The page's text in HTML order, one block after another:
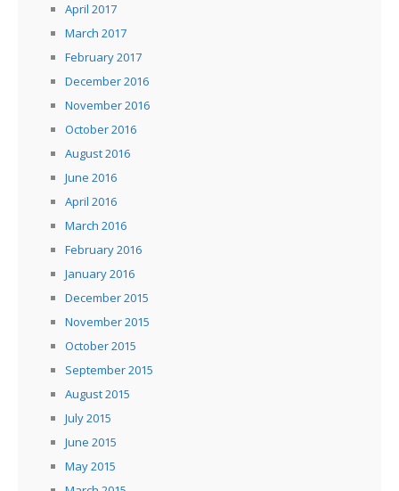
April 2017
March 2017
February 2017
December 2016
November 2016
October 2016
August 2016
June 2016
April 2016
March 2016
February 2016
January 2016
December 2015
November 2015
October 2015
September 2015
August 2015
July 2015
June 2015
May 2015